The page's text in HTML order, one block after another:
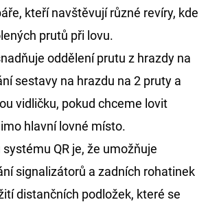
kteří navštěvují různé revíry, kde
prutů při lovu.
oddělení prutu z hrazdy na
sestavy na hrazdu na 2 pruty a
vidličku, pokud chceme lovit
hlavní lovné místo.
QR je, že umožňuje
signalizátorů a zadních rohatinek
distančních podložek, které se